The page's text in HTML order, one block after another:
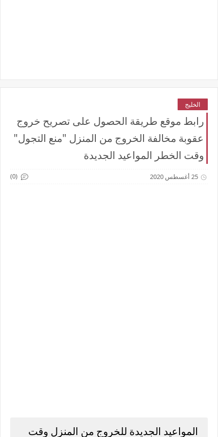
الخليج
رابط موقع طريقة الحصول على تصريح خروج
عقوبة مخالفة الخروج من المنزل "منع التجول"
وقت الخطر المواعيد الجديدة
25 أغسطس 2020 (0)
المواعيد الجديدة للخروج من المنزل وقت